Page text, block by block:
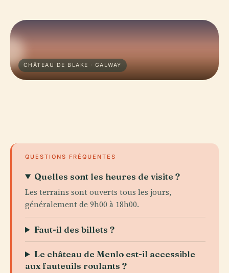
CHÂTEAU DE BLAKE · GALWAY
QUESTIONS FRÉQUENTES
Quelles sont les heures de visite ?
Les terrains sont ouverts tous les jours,
généralement de 9h00 à 18h00.
Faut-il des billets ?
Le château de Menlo est-il accessible
aux fauteuils roulants ?